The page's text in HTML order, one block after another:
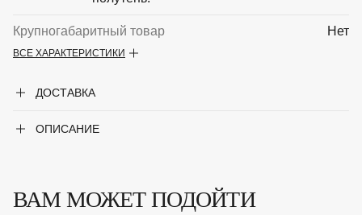
Крупногабаритный товар Нет
Форма
ВСЕ ХАРАКТЕРИСТИКИ
ДОСТАВКА
ОПИСАНИЕ
ВАМ МОЖЕТ ПОДОЙТИ